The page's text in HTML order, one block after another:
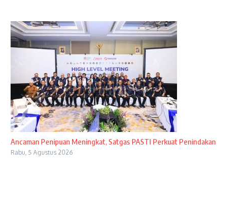
Ancaman Penipuan Meningkat, Satgas PASTI Perkuat Penindakan
Rabu, 5 Agustus 2026